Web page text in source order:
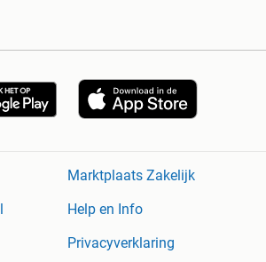
Marktplaats Zakelijk
Help en Info
Privacyverklaring